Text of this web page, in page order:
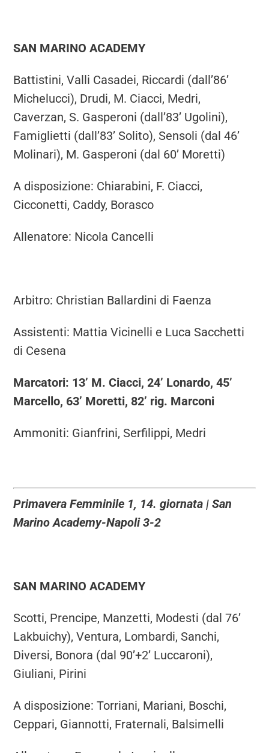
SAN MARINO ACADEMY
Battistini, Valli Casadei, Riccardi (dall’86’
Michelucci), Drudi, M. Ciacci, Medri,
Caverzan, S. Gasperoni (dall’83’ Ugolini),
Famiglietti (dall’83’ Solito), Sensoli (dal 46’
Molinari), M. Gasperoni (dal 60’ Moretti)
A disposizione: Chiarabini, F. Ciacci,
Cicconetti, Caddy, Borasco
Allenatore: Nicola Cancelli
Arbitro: Christian Ballardini di Faenza
Assistenti: Mattia Vicinelli e Luca Sacchetti
di Cesena
Marcatori: 13’ M. Ciacci, 24’ Lonardo, 45’
Marcello, 63’ Moretti, 82’ rig. Marconi
Ammoniti: Gianfrini, Serfilippi, Medri
Primavera Femminile 1, 14. giornata | San
Marino Academy-Napoli 3-2
SAN MARINO ACADEMY
Scotti, Prencipe, Manzetti, Modesti (dal 76’
Lakbuichy), Ventura, Lombardi, Sanchi,
Diversi, Bonora (dal 90’+2’ Luccaroni),
Giuliani, Pirini
A disposizione: Torriani, Mariani, Boschi,
Ceppari, Giannotti, Fraternali, Balsimelli